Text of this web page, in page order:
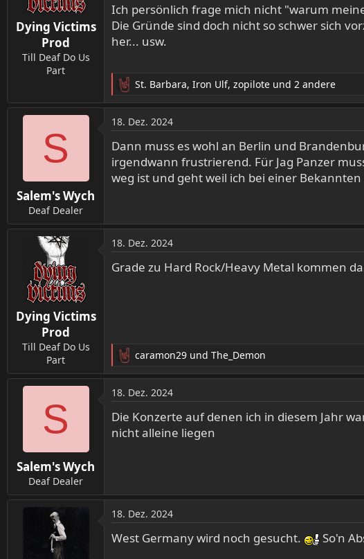
Dying Victims
Prod
Till Deaf Do Us
Part
Ich persönlich frage mich nicht "warum
Die Gründe sind doch nicht so schwer sich
her... usw.
R
e
a
k
t
o
n
:
St. Barbara, Iron Ulf, zopilote und 2 andere
S
Salem's Wych
Deaf Dealer
18. Dez. 2024
Dann muss es wohl an Berlin und
irgendwann frustrierend. Für Jag Panzer
weg ist und geht weil ich bei einer
Dying Victims
Prod
Till Deaf Do Us
Part
18. Dez. 2024
Grade zu Hard Rock/Heavy Metal kommen
R
e
a
k
t
o
:
caramon29 und The_Demon
S
Salem's Wych
Deaf Dealer
18. Dez. 2024
Die Konzerte auf denen ich in diesem Jahr
nicht alleine liegen
18. Dez. 2024
West Germany wird noch gesucht. So'n